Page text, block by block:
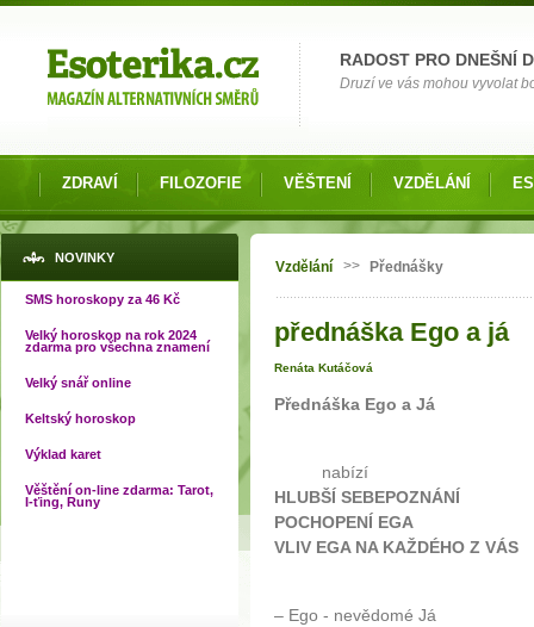
RADOST PRO DNEŠNÍ
Druzí ve vás mohou vyvolat
ZDRAVÍ FILOZOFIE VĚŠTENÍ VZDĚLÁNÍ
NOVINKY
SMS horoskopy za 46 Kč
Velký horoskop na rok 2024
zdarma pro všechna znamení
Velký snář online
Keltský horoskop
Výklad karet
Věštění on-line zdarma: Tarot,
I-ťing, Runy
Jste zde
Vzdělání >> Přednášky
přednáška Ego a já
Renáta Kutáčová
Přednáška Ego a Já
nabízí
HLUBŠÍ SEBEPOZNÁNÍ
POCHOPENÍ EGA
VLIV EGA NA KAŽDÉHO Z VÁS
– Ego - nevědomé Já